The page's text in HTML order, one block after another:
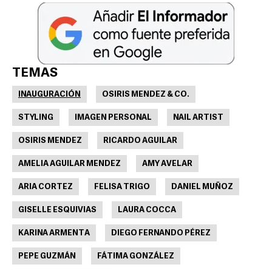
TEMAS
INAUGURACIÓN OSIRIS MENDEZ & CO.
STYLING IMAGEN PERSONAL NAIL ARTIST
OSIRIS MENDEZ RICARDO AGUILAR
AMELIA AGUILAR MENDEZ AMY AVELAR
ARIA CORTEZ FELISA TRIGO DANIEL MUÑOZ
GISELLE ESQUIVIAS LAURA COCCA
KARINA ARMENTA DIEGO FERNANDO PÉREZ
PEPE GUZMÁN FÁTIMA GONZÁLEZ